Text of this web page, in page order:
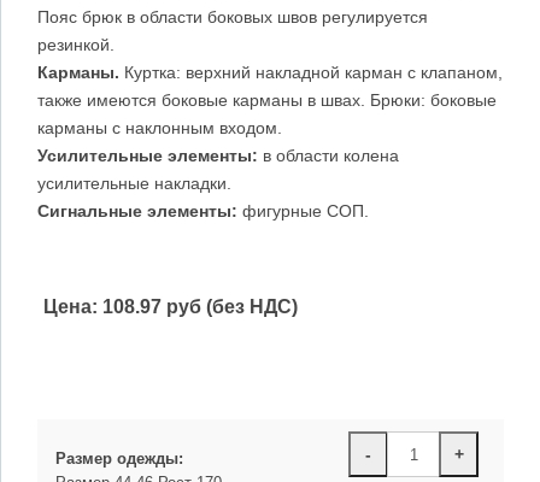
Пояс брюк в области боковых швов регулируется
резинкой.
Карманы. Куртка: верхний накладной карман с клапаном,
также имеются боковые карманы в швах. Брюки: боковые
карманы с наклонным входом.
Усилительные элементы: в области колена
усилительные накладки.
Сигнальные элементы: фигурные СОП.
Цена: 108.97 руб (без НДС)
- +
Размер одежды: